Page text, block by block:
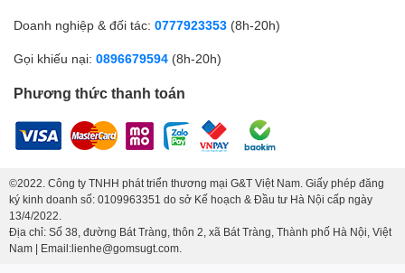
Doanh nghiệp & đối tác: 0777923353 (8h-20h)
Gọi khiếu nại: 0896679594 (8h-20h)
Phương thức thanh toán
©2022. Công ty TNHH phát triển thương mại G&T Việt Nam. Giấy phép đăng
ký kinh doanh số: 0109963351 do sở Kế hoạch & Đầu tư Hà Nội cấp ngày
13/4/2022.
Địa chỉ: Số 38, đường Bát Tràng, thôn 2, xã Bát Tràng, Thành phố Hà Nội, Việt
Nam | Email:lienhe@gomsugt.com.